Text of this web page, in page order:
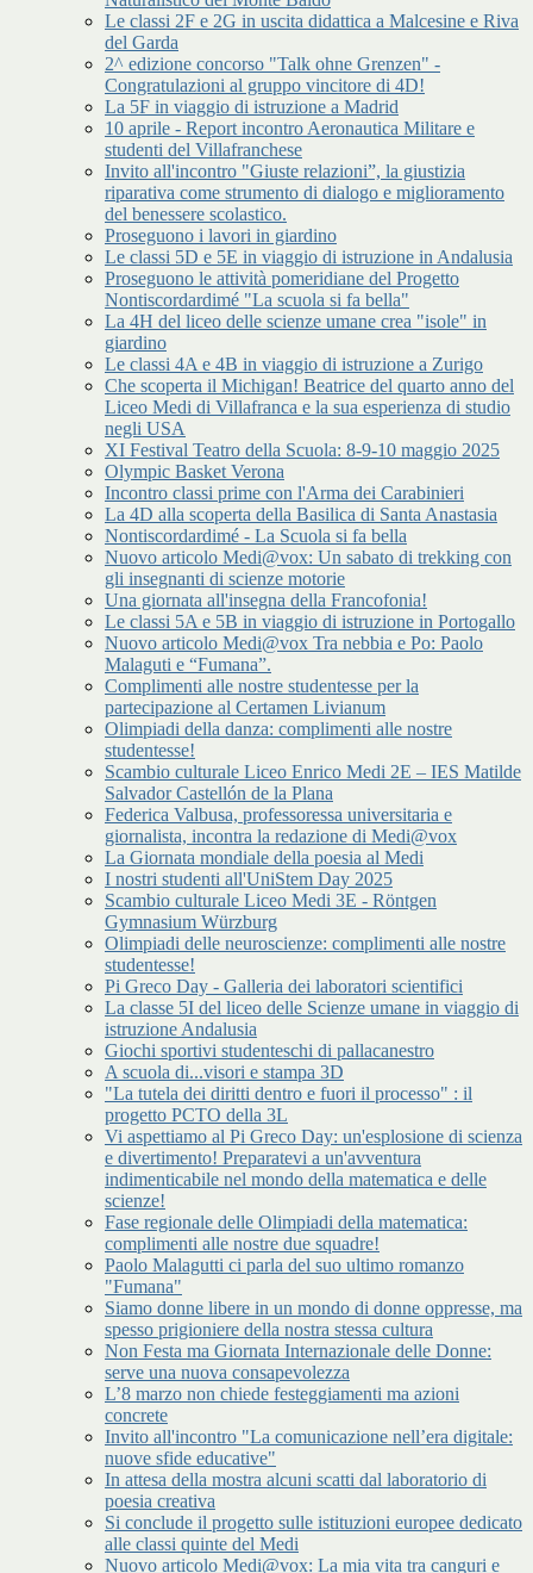
Le classi 2F e 2G in uscita didattica a Malcesine e Riva
del Garda
2^ edizione concorso "Talk ohne Grenzen" -
Congratulazioni al gruppo vincitore di 4D!
La 5F in viaggio di istruzione a Madrid
10 aprile - Report incontro Aeronautica Militare e
studenti del Villafranchese
Invito all'incontro "Giuste relazioni”, la giustizia
riparativa come strumento di dialogo e miglioramento
del benessere scolastico.
Proseguono i lavori in giardino
Le classi 5D e 5E in viaggio di istruzione in Andalusia
Proseguono le attività pomeridiane del Progetto
Nontiscordardimé "La scuola si fa bella"
La 4H del liceo delle scienze umane crea "isole" in
giardino
Le classi 4A e 4B in viaggio di istruzione a Zurigo
Che scoperta il Michigan! Beatrice del quarto anno del
Liceo Medi di Villafranca e la sua esperienza di studio
negli USA
XI Festival Teatro della Scuola: 8-9-10 maggio 2025
Olympic Basket Verona
Incontro classi prime con l'Arma dei Carabinieri
La 4D alla scoperta della Basilica di Santa Anastasia
Nontiscordardimé - La Scuola si fa bella
Nuovo articolo Medi@vox: Un sabato di trekking con
gli insegnanti di scienze motorie
Una giornata all'insegna della Francofonia!
Le classi 5A e 5B in viaggio di istruzione in Portogallo
Nuovo articolo Medi@vox Tra nebbia e Po: Paolo
Malaguti e “Fumana”.
Complimenti alle nostre studentesse per la
partecipazione al Certamen Livianum
Olimpiadi della danza: complimenti alle nostre
studentesse!
Scambio culturale Liceo Enrico Medi 2E – IES Matilde
Salvador Castellón de la Plana
Federica Valbusa, professoressa universitaria e
giornalista, incontra la redazione di Medi@vox
La Giornata mondiale della poesia al Medi
I nostri studenti all'UniStem Day 2025
Scambio culturale Liceo Medi 3E - Röntgen
Gymnasium Würzburg
Olimpiadi delle neuroscienze: complimenti alle nostre
studentesse!
Pi Greco Day - Galleria dei laboratori scientifici
La classe 5I del liceo delle Scienze umane in viaggio di
istruzione Andalusia
Giochi sportivi studenteschi di pallacanestro
A scuola di...visori e stampa 3D
"La tutela dei diritti dentro e fuori il processo" : il
progetto PCTO della 3L
Vi aspettiamo al Pi Greco Day: un'esplosione di scienza
e divertimento! Preparatevi a un'avventura
indimenticabile nel mondo della matematica e delle
scienze!
Fase regionale delle Olimpiadi della matematica:
complimenti alle nostre due squadre!
Paolo Malagutti ci parla del suo ultimo romanzo
"Fumana"
Siamo donne libere in un mondo di donne oppresse, ma
spesso prigioniere della nostra stessa cultura
Non Festa ma Giornata Internazionale delle Donne:
serve una nuova consapevolezza
L’8 marzo non chiede festeggiamenti ma azioni
concrete
Invito all'incontro "La comunicazione nell’era digitale:
nuove sfide educative"
In attesa della mostra alcuni scatti dal laboratorio di
poesia creativa
Si conclude il progetto sulle istituzioni europee dedicato
alle classi quinte del Medi
Nuovo articolo Medi@vox: La mia vita tra canguri e